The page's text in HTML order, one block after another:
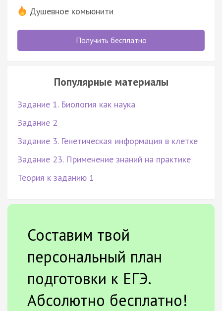
Душевное комьюнити
Получить бесплатно
Популярные материалы
Задание 1. Биология как наука
Задание 2
Задание 3. Генетическая информация в клетке
Задание 23. Применение знаний на практике
Теория к заданию 1
Составим твой
персональный план
подготовки к ЕГЭ.
Абсолютно бесплатно!